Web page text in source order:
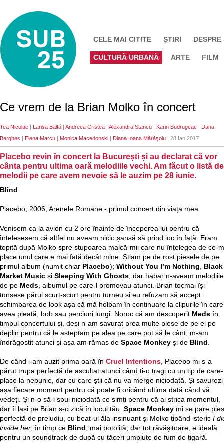
CELE MAI CITITE ŞTIRI DESPRE
CULTURĂ URBANĂ ARTE FILM
Ce vrem de la Brian Molko în concert
Tea Nicolae | Larisa Baltă | Andreea Cristea | Alexandra Stancu | Karin Budrugeac | Dana
Berghes | Elena Marcu | Monica Macedonski | Diana Ioana Mărăşoiu | 28 Ian 2017
Placebo revin în concert la București și au declarat că vor
cânta pentru ultima oară melodiile vechi. Am făcut o listă de
melodii pe care avem nevoie să le auzim pe 28 iunie.
Blind
Placebo, 2006, Arenele Romane - primul concert din viața mea.
Venisem ca la avion cu 2 ore înainte de începerea lui pentru că
înțelesesem că altfel nu aveam nicio șansă să prind loc în față. Eram
topită după Molko spre stupoarea maică-mii care nu înțelegea de ce-
place unul care e mai fată decât mine. Știam pe de rost piesele de pe
primul album (numit chiar Placebo); Without You I’m Nothing, Black
Market Music și Sleeping With Ghosts, dar habar n-aveam melodiile
de pe Meds, albumul pe care-l promovau atunci. Brian tocmai își
tunsese părul scurt-scurt pentru turneu și eu refuzam să accept
schimbarea de look așa că mă holbam în continuare la clipurile în care
avea pleată, bob sau perciuni lungi. Noroc că am descoperit Meds în
timpul concertului și, deși n-am savurat prea multe piese de pe el pe
deplin pentru că le așteptam pe alea pe care pot să le cânt, m-am
îndrăgostit atunci și așa am rămas de Space Monkey și de Blind .
De când i-am auzit prima oară în Cruel Intentions, Placebo mi s-a
părut trupa perfectă de ascultat atunci când ți-o tragi cu un tip de
place la nebunie, dar cu care știi că nu va merge niciodată. Și savurezi
așa fiecare moment pentru că poate fi oricând ultima dată când vă
vedeți. Și n-o să-i spui niciodată ce simți pentru că ai strica momentul,
dar îl lași pe Brian s-o zică în locul tău. Space Monkey mi se pare
perfectă de preludiu, cu beat-ul ăla insinuant și Molko țipând isteric I
inside her, în timp ce Blind , mai potolită, dar tot răvășitoare, e ideală
pentru un soundtrack de după cu tăceri umplute de fum de țigară.